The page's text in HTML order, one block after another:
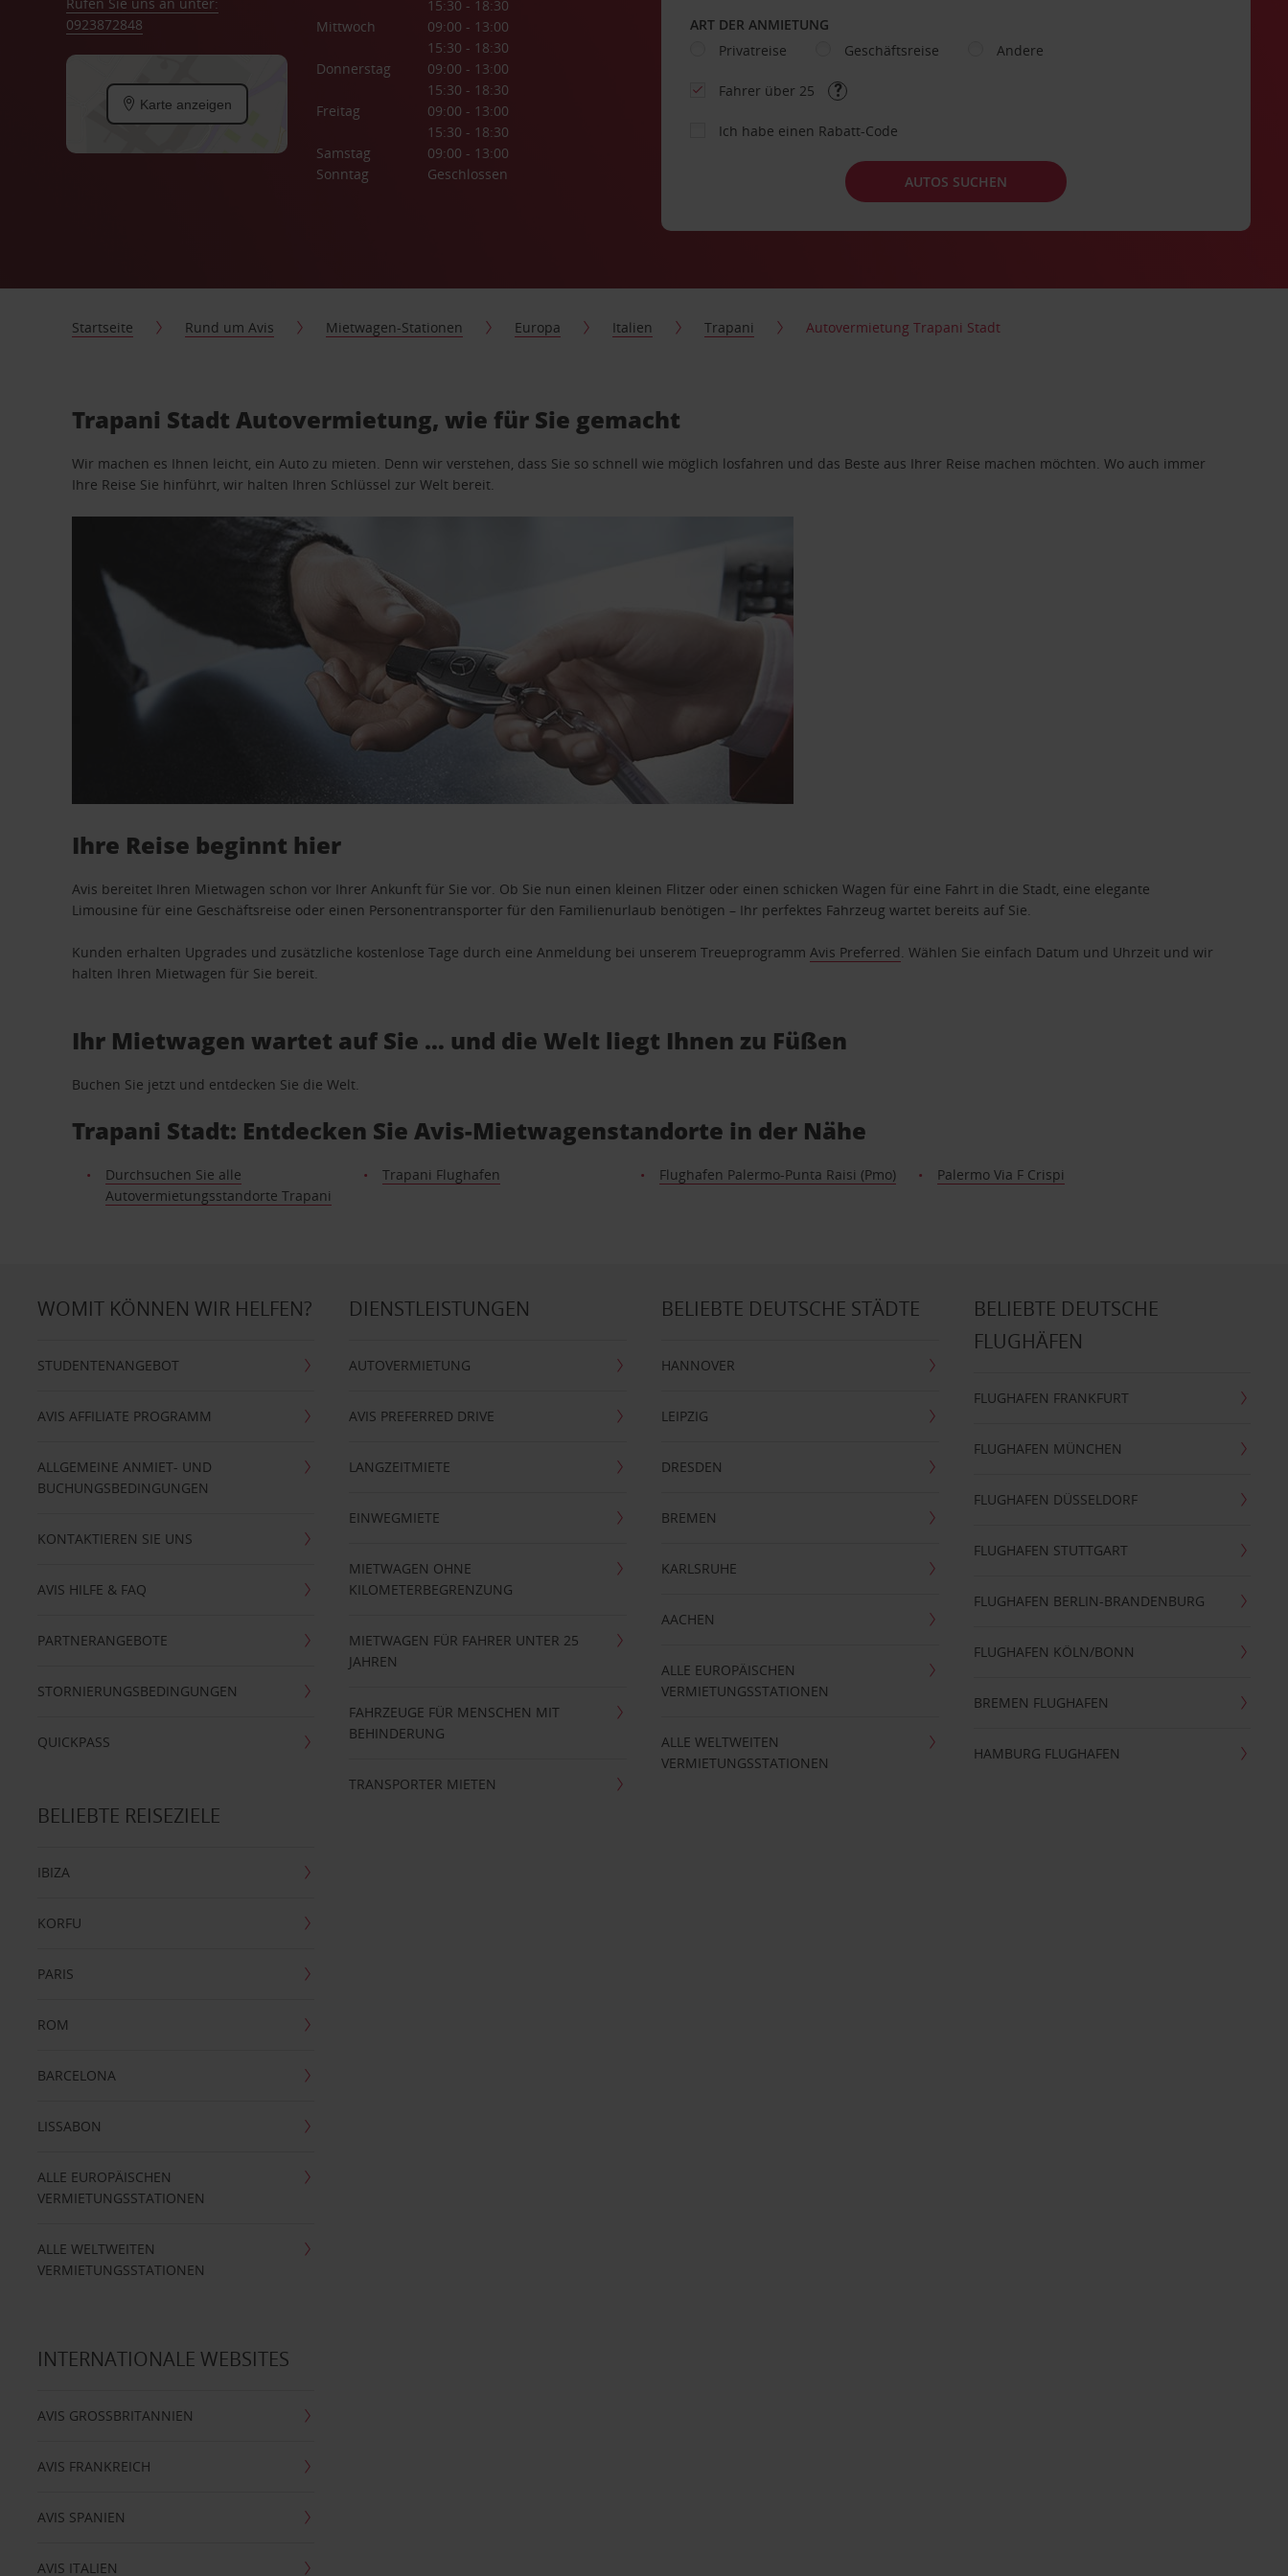
0923872848
Karte anzeigen
15:30 - 18:30
Mittwoch
09:00 - 13:00
15:30 - 18:30
Donnerstag
09:00 - 13:00
15:30 - 18:30
Freitag
09:00 - 13:00
15:30 - 18:30
Samstag
09:00 - 13:00
Sonntag
Geschlossen
ART DER ANMIETUNG
Privatreise
Geschäftsreise Andere
Fahrer über 25
Ich habe einen Rabatt-Code
AUTOS SUCHEN
Startseite Rund um Avis Mietwagen-Stationen Europa Italien Trapani Autovermietung Trapani Stadt
Trapani Stadt Autovermietung, wie für Sie gemacht
Wir machen es Ihnen leicht, ein Auto zu mieten. Denn wir verstehen, dass Sie so schnell wie möglich losfahren und das Beste aus Ihrer Reise machen möchten. Wo auch immer
Ihre Reise Sie hinführt, wir halten Ihren Schlüssel zur Welt bereit.
Ihre Reise beginnt hier
Avis bereitet Ihren Mietwagen schon vor Ihrer Ankunft für Sie vor. Ob Sie nun einen kleinen Flitzer oder einen schicken Wagen für eine Fahrt in die Stadt, eine elegante
Limousine für eine Geschäftsreise oder einen Personentransporter für den Familienurlaub benötigen – Ihr perfektes Fahrzeug wartet bereits auf Sie.
Kunden erhalten Upgrades und zusätzliche kostenlose Tage durch eine Anmeldung bei unserem TreueprogrammAvis Preferred. Wählen Sie einfach Datum und Uhrzeit und wir
halten Ihren Mietwagen für Sie bereit.
Ihr Mietwagen wartet auf Sie … und die Welt liegt Ihnen zu Füßen
Buchen Sie jetzt und entdecken Sie die Welt.
Trapani Stadt: Entdecken Sie Avis-Mietwagenstandorte in der Nähe
Durchsuchen Sie alle
Autovermietungsstandorte Trapani
Trapani Flughafen Flughafen Palermo-Punta Raisi (Pmo) Palermo Via F Crispi
WOMIT KÖNNEN WIR HELFEN?
STUDENTENANGEBOT
AVIS AFFILIATE PROGRAMM
ALLGEMEINE ANMIET- UND
BUCHUNGSBEDINGUNGEN
KONTAKTIEREN SIE UNS
AVIS HILFE & FAQ
PARTNERANGEBOTE
STORNIERUNGSBEDINGUNGEN
QUICKPASS
DIENSTLEISTUNGEN
AUTOVERMIETUNG
AVIS PREFERRED DRIVE
LANGZEITMIETE
EINWEGMIETE
MIETWAGEN OHNE
KILOMETERBEGRENZUNG
MIETWAGEN FÜR FAHRER UNTER 25
JAHREN
FAHRZEUGE FÜR MENSCHEN MIT
BEHINDERUNG
TRANSPORTER MIETEN
BELIEBTE DEUTSCHE STÄDTE
HANNOVER
LEIPZIG
DRESDEN
BREMEN
KARLSRUHE
AACHEN
ALLE EUROPÄISCHEN
VERMIETUNGSSTATIONEN
ALLE WELTWEITEN
VERMIETUNGSSTATIONEN
BELIEBTE DEUTSCHE
FLUGHÄFEN
FLUGHAFEN FRANKFURT
FLUGHAFEN MÜNCHEN
FLUGHAFEN DÜSSELDORF
FLUGHAFEN STUTTGART
FLUGHAFEN BERLIN-BRANDENBURG
FLUGHAFEN KÖLN/BONN
BREMEN FLUGHAFEN
HAMBURG FLUGHAFEN
BELIEBTE REISEZIELE
IBIZA
KORFU
PARIS
ROM
BARCELONA
LISSABON
ALLE EUROPÄISCHEN
VERMIETUNGSSTATIONEN
ALLE WELTWEITEN
VERMIETUNGSSTATIONEN
INTERNATIONALE WEBSITES
AVIS GROSSBRITANNIEN
AVIS FRANKREICH
AVIS SPANIEN
AVIS ITALIEN